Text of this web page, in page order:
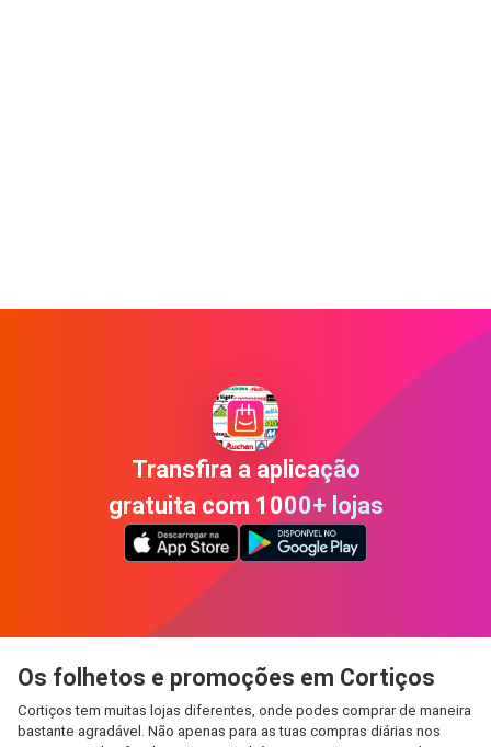
Transfira a aplicação
gratuita com 1000+ lojas
Os folhetos e promoções em Cortiços
Cortiços tem muitas lojas diferentes, onde podes comprar de maneira
bastante agradável. Não apenas para as tuas compras diárias nos